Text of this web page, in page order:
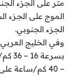
متر على الجزء
الموج على الجزء
الجزء الجنوبي.
وفي الخليج
– 40 كم/ساعة